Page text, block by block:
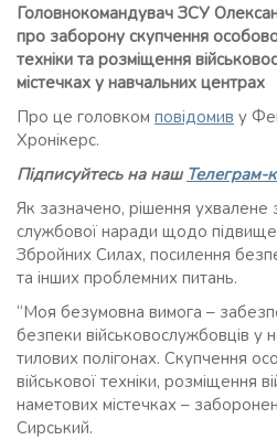
Головнокомандувач ЗСУ
про заборону скупчення
техніки та розміщення
містечках у навчальних центрах
Про це головком повідомив у
Хронікерс.
Підписуйтесь на наш Телеграм-
Як зазначено, рішення ухвалене
службової наради щодо
Збройних Силах, посилення
та інших проблемних питань.
“Моя безумовна вимога –
безпеки військовослужбовців у
тилових полігонах. Скупчення
військової техніки, розміщення
наметових містечках –
Сирський.